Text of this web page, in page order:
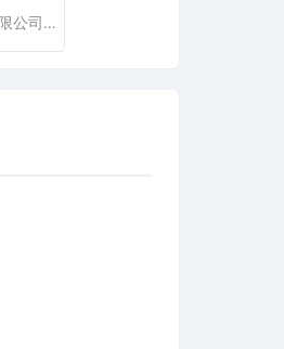
江苏工搪化工设备有限公司（张建平）